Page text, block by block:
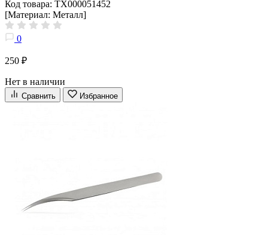
Код товара: ТХ000051452
[Материал: Металл]
0
250 ₽
Нет в наличии
Сравнить Избранное